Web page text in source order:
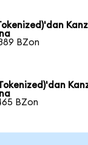
BZon
BZon